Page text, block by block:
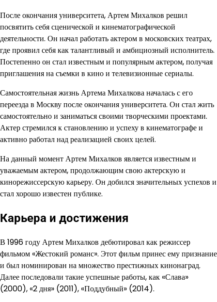
После окончания университета, Артем Михалков решил
посвятить себя сценической и кинематографической
деятельности. Он начал работать актером в московских театрах,
где проявил себя как талантливый и амбициозный исполнитель.
Постепенно он стал известным и популярным актером, получая
приглашения на съемки в кино и телевизионные сериалы.
Самостоятельная жизнь Артема Михалкова началась с его
переезда в Москву после окончания университета. Он стал жить
самостоятельно и заниматься своими творческими проектами.
Актер стремился к становлению и успеху в кинематографе и
активно работал над реализацией своих целей.
На данный момент Артем Михалков является известным и
уважаемым актером, продолжающим свою актерскую и
кинорежиссерскую карьеру. Он добился значительных успехов и
стал хорошо известен публике.
Карьера и достижения
В 1996 году Артем Михалков дебютировал как режиссер
фильмом «Жестокий романс». Этот фильм принес ему признание
и был номинирован на множество престижных кинонаград.
Далее последовали такие успешные работы, как «Слава»
(2000), «2 дня» (2011), «Поддубный» (2014).